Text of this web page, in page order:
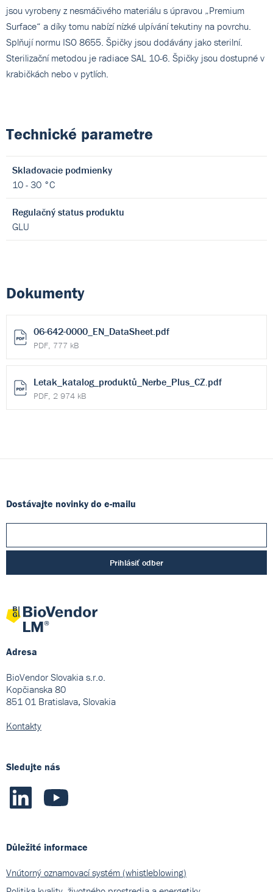
jsou vyrobeny z nesmáčivého materiálu s úpravou „Premium
Surface“ a díky tomu nabízí nízké ulpívání tekutiny na povrchu.
Splňují normu ISO 8655. Špičky jsou dodávány jako sterilní.
Sterilizační metodou je radiace SAL 10-6. Špičky jsou dostupné v
krabičkách nebo v pytlích.
Technické parametre
Skladovacie podmienky
10 - 30 °C
Regulačný status produktu
GLU
Dokumenty
06-642-0000_EN_DataSheet.pdf
PDF, 777 kB
Letak_katalog_produktů_Nerbe_Plus_CZ.pdf
PDF, 2 974 kB
Dostávajte novinky do e-mailu
Prihlásiť odber
Adresa
BioVendor Slovakia s.r.o.
Kopčianska 80
851 01 Bratislava, Slovakia
Kontakty
Sledujte nás
Důležité informace
Vnútorný oznamovací systém (whistleblowing)